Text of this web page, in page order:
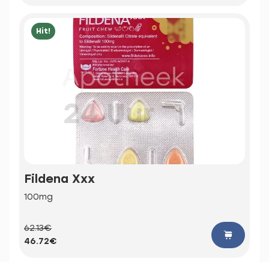
Hit!
Fildena Xxx
100mg
62.13€
46.72€